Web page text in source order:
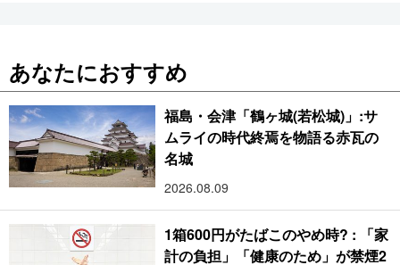
あなたにおすすめ
福島・会津「鶴ヶ城(若松城)」:サ
ムライの時代終焉を物語る赤瓦の
名城
2026.08.09
1箱600円がたばこのやめ時? : 「家
計の負担」「健康のため」が禁煙2